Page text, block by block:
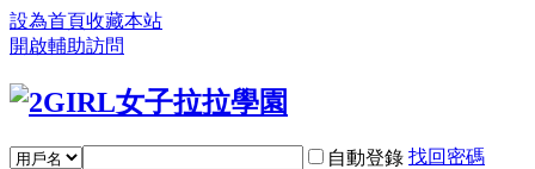
設為首頁收藏本站
開啟輔助訪問
自動登錄 找回密碼